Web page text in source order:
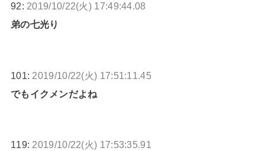
92: 2019/10/22(火) 17:49:44.08
弟の七光り
101: 2019/10/22(火) 17:51:11.45
でもイクメンだよね
119: 2019/10/22(火) 17:53:35.91